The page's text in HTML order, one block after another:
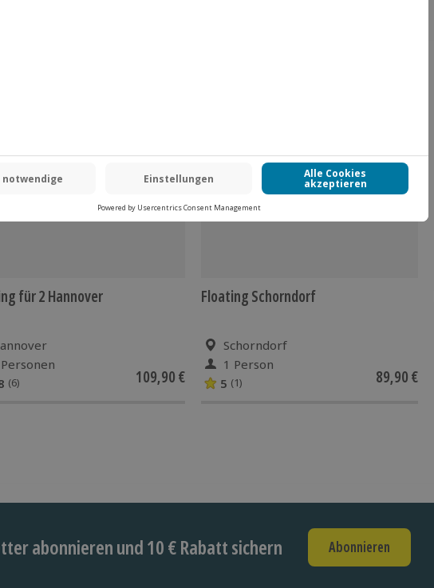
für 2 Hannover
(6) 109,90 €
Floating Schorndorf
Schorndorf
1 Person
5 (1) 89,90 €
abonnieren und 10 € Rabatt sichern Abonnieren